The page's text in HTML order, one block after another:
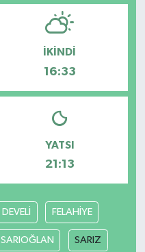
İKINDI
16:33
YATSI
21:13
DEVELİ FELAHİYE
SARIOĞLAN SARIZ